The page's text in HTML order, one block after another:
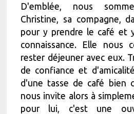
D'emblée, nous
Christine, sa compagne,
pour y prendre le café et
connaissance. Elle nous
rester déjeuner avec eux.
de confiance et
d'une tasse de café bien
nous invite alors à
pour lui, c'est une